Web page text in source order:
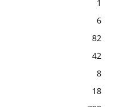
1
6
82
42
8
18